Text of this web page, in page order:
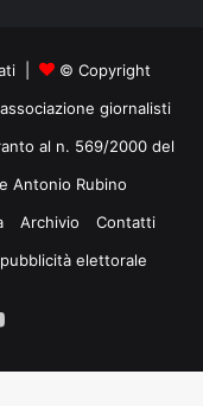
|
© Copyright
giornalisti
al n. 569/2000 del
Antonio Rubino
Archivio
Contatti
elettorale
Tube